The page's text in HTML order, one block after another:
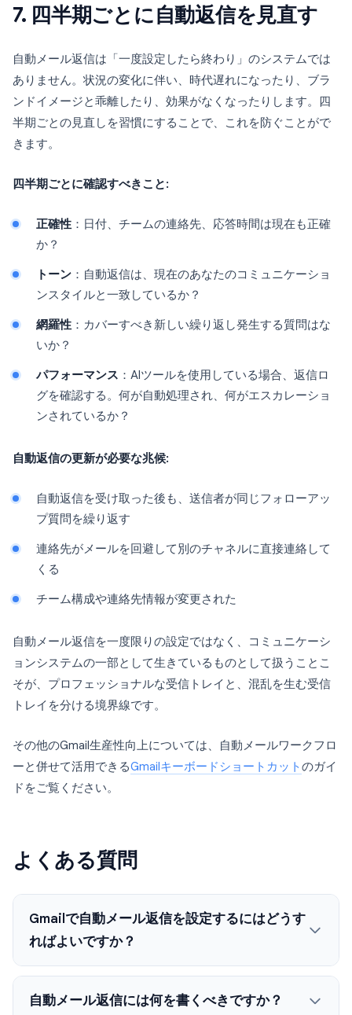
7. 四半期ごとに自動返信を見直す
自動メール返信は「一度設定したら終わり」のシステムでは
ありません。状況の変化に伴い、時代遅れになったり、ブラ
ンドイメージと乖離したり、効果がなくなったりします。四
半期ごとの見直しを習慣にすることで、これを防ぐことがで
きます。
四半期ごとに確認すべきこと:
正確性 ：日付、チームの連絡先、応答時間は現在も正確
か？
トーン ：自動返信は、現在のあなたのコミュニケーショ
ンスタイルと一致しているか？
網羅性 ：カバーすべき新しい繰り返し発生する質問はな
いか？
パフォーマンス ：AIツールを使用している場合、返信ロ
グを確認する。何が自動処理され、何がエスカレーショ
ンされているか？
自動返信の更新が必要な兆候:
自動返信を受け取った後も、送信者が同じフォローアッ
プ質問を繰り返す
連絡先がメールを回避して別のチャネルに直接連絡して
くる
チーム構成や連絡先情報が変更された
自動メール返信を一度限りの設定ではなく、コミュニケーシ
ョンシステムの一部として生きているものとして扱うことこ
そが、プロフェッショナルな受信トレイと、混乱を生む受信
トレイを分ける境界線です。
その他のGmail生産性向上については、自動メールワークフロ
ーと併せて活用できるGmailキーボードショートカットのガイ
ドをご覧ください。
よくある質問
Gmailで自動メール返信を設定するにはどうす
ればよいですか？
自動メール返信には何を書くべきですか？